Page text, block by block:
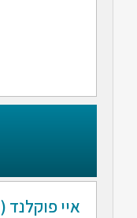
איי פוקלנד ( FALKLAND)